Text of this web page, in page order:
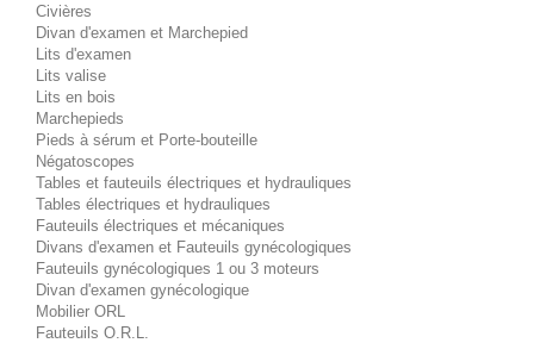
Civières
Divan d'examen et Marchepied
Lits d'examen
Lits valise
Lits en bois
Marchepieds
Pieds à sérum et Porte-bouteille
Négatoscopes
Tables et fauteuils électriques et hydrauliques
Tables électriques et hydrauliques
Fauteuils électriques et mécaniques
Divans d'examen et Fauteuils gynécologiques
Fauteuils gynécologiques 1 ou 3 moteurs
Divan d'examen gynécologique
Mobilier ORL
Fauteuils O.R.L.